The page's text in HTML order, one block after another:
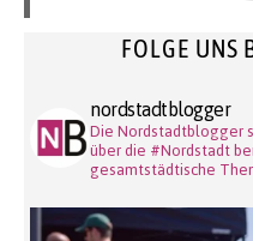
FOLGE UNS
nordstadtblogger
Die Nordstadtblogger
über die #Nordstadt
gesamtstädtische